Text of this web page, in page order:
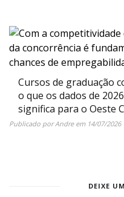
Cursos de graduação
o que os dados de
significa para o Oeste
Publicado porAndreem 14/07/2026
DEIXE